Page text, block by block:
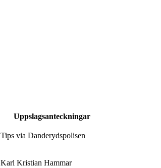
Uppslagsanteckningar
Tips via Danderydspolisen
Karl Kristian Hammar